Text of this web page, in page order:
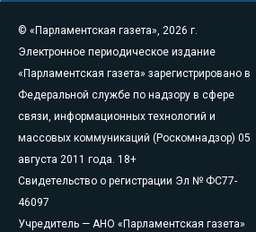
© «Парламентская газета», 2026 г.
Электронное периодическое издание
«Парламентская газета» зарегистрировано в
Федеральной службе по надзору в сфере
связи, информационных технологий и
массовых коммуникаций (Роскомнадзор) 05
августа 2011 года. 18+
Свидетельство о регистрации Эл № ФС77-
46097
Учредитель — АНО «Парламентская газета»